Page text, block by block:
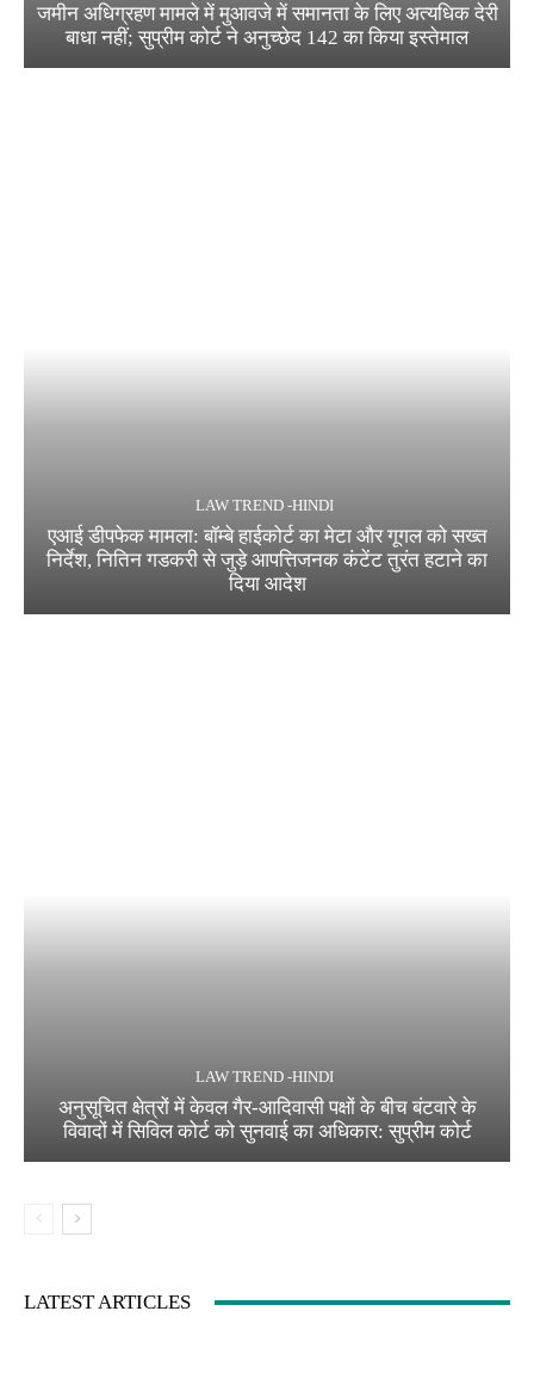
जमीन अधिग्रहण मामले में मुआवजे में समानता के लिए अत्यधिक देरी
बाधा नहीं; सुप्रीम कोर्ट ने अनुच्छेद 142 का किया इस्तेमाल
LAW TREND -HINDI
एआई डीपफेक मामला: बॉम्बे हाईकोर्ट का मेटा और गूगल को सख्त
निर्देश, नितिन गडकरी से जुड़े आपत्तिजनक कंटेंट तुरंत हटाने का
दिया आदेश
LAW TREND -HINDI
अनुसूचित क्षेत्रों में केवल गैर-आदिवासी पक्षों के बीच बंटवारे के
विवादों में सिविल कोर्ट को सुनवाई का अधिकार: सुप्रीम कोर्ट
LATEST ARTICLES